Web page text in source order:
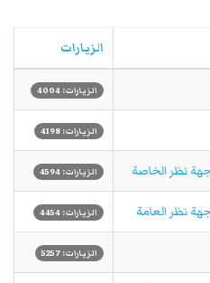
الزيارات
الزيارات: 4004
الزيارات: 4198
نظر الخاصة الزيارات: 4594
نظر العامة الزيارات: 4454
الزيارات: 5257